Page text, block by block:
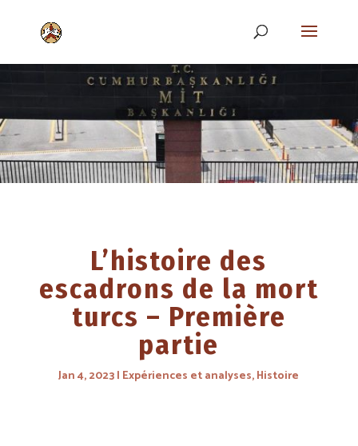
L’histoire des
escadrons de la mort
turcs – Première
partie
Jan 4, 2023 Expériences et analyses,Histoire